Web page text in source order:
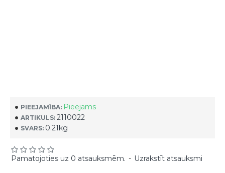
PIEEJAMĪBA: Pieejams
ARTIKULS: 2110022
SVARS: 0.21kg
Pamatojoties uz 0 atsauksmēm. - Uzrakstīt atsauksmi